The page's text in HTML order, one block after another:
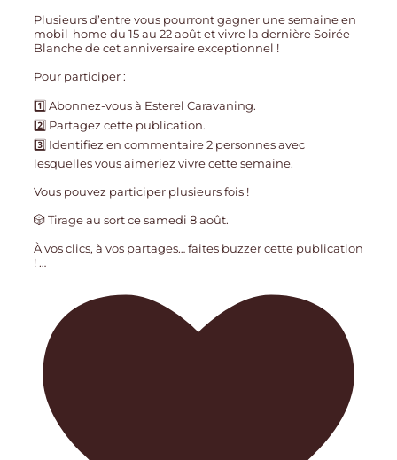
Plusieurs d’entre vous pourront gagner une semaine en
mobil-home du 15 au 22 août et vivre la dernière Soirée
Blanche de cet anniversaire exceptionnel !
Pour participer :
1️⃣ Abonnez-vous à Esterel Caravaning.
2️⃣ Partagez cette publication.
3️⃣ Identifiez en commentaire 2 personnes avec
lesquelles vous aimeriez vivre cette semaine.
Vous pouvez participer plusieurs fois !
🎲 Tirage au sort ce samedi 8 août.
À vos clics, à vos partages… faites buzzer cette publication
! …